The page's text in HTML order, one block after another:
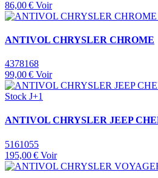
86,00 € Voir
ANTIVOL CHRYSLER CHROME
4378168
99,00 € Voir
Stock J+1
ANTIVOL CHRYSLER JEEP
5161055
195,00 € Voir